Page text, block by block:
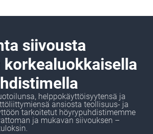
siivousta
helppokäyttöisyytensä ja
ansiosta teollisuus- ja
tarkoitetut höyrypuhdistimemme
ja mukavan siivouksen –